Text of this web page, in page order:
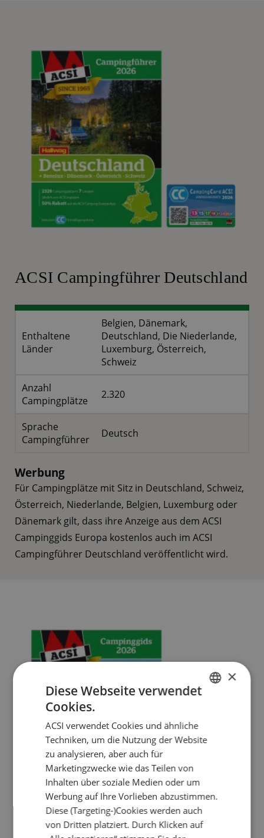
ACSI Campingführer Deutschland
Enthaltene
Länder
Belgien, Dänemark,
Deutschland, Die Niederlande,
Luxemburg, Österreich,
Schweiz
Anzahl
Campingplätze
2.320
Sprache
Campingführer
Deutsch
Werbung
Für Campingplätze mit Sitz in Deutschland, Schweiz,
Österreich, Niederlande, Belgien, Luxemburg oder
Dänemark gilt, dass ihre Anzeige aus dem ACSI
Campinggids Europa kostenlos auch im ACSI
Campingführer Deutschland veröffentlicht wird.
ITALIAN
DANISH
SPANISH
×
Diese Webseite verwendet
Cookies.
ACSI verwendet Cookies und ähnliche
Techniken, um die Nutzung der Website
zu analysieren, aber auch für
Marketingzwecke wie das Teilen von
Inhalten über soziale Medien oder um
Werbung auf Ihre Vorlieben abzustimmen.
Diese (Targeting-)Cookies werden auch
von Dritten platziert. Durch Klicken auf